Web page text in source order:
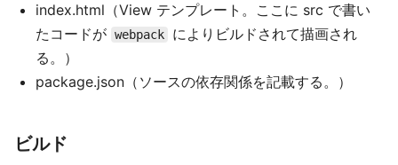
index.html（View テンプレート。ここに src で書い
たコードが webpack
によりビルドされて描画され
る。）
package.json（ソースの依存関係を記載する。）
ビルド